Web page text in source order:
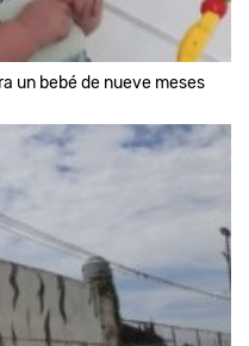
un bebé de nueve meses